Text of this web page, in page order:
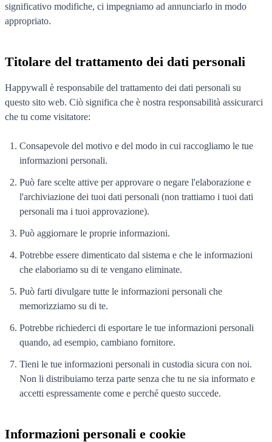
significativo modifiche, ci impegniamo ad annunciarlo in modo
appropriato.
Titolare del trattamento dei dati personali
Happywall è responsabile del trattamento dei dati personali su
questo sito web. Ciò significa che è nostra responsabilità assicurarci
che tu come visitatore:
Consapevole del motivo e del modo in cui raccogliamo le tue
informazioni personali.
Può fare scelte attive per approvare o negare l'elaborazione e
l'archiviazione dei tuoi dati personali (non trattiamo i tuoi dati
personali ma i tuoi approvazione).
Può aggiornare le proprie informazioni.
Potrebbe essere dimenticato dal sistema e che le informazioni
che elaboriamo su di te vengano eliminate.
Può farti divulgare tutte le informazioni personali che
memorizziamo su di te.
Potrebbe richiederci di esportare le tue informazioni personali
quando, ad esempio, cambiano fornitore.
Tieni le tue informazioni personali in custodia sicura con noi.
Non li distribuiamo terza parte senza che tu ne sia informato e
accetti espressamente come e perché questo succede.
Informazioni personali e cookie